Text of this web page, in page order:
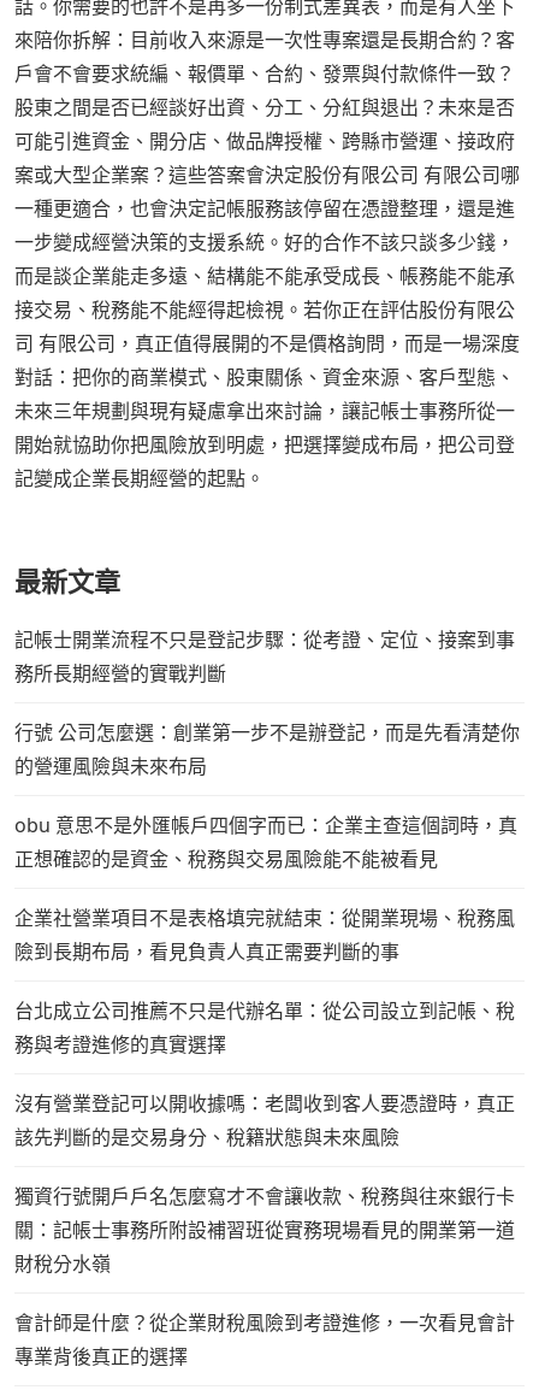
話。你需要的也許不是再多一份制式差異表，而是有人坐下
來陪你拆解：目前收入來源是一次性專案還是長期合約？客
戶會不會要求統編、報價單、合約、發票與付款條件一致？
股東之間是否已經談好出資、分工、分紅與退出？未來是否
可能引進資金、開分店、做品牌授權、跨縣市營運、接政府
案或大型企業案？這些答案會決定股份有限公司 有限公司哪
一種更適合，也會決定記帳服務該停留在憑證整理，還是進
一步變成經營決策的支援系統。好的合作不該只談多少錢，
而是談企業能走多遠、結構能不能承受成長、帳務能不能承
接交易、稅務能不能經得起檢視。若你正在評估股份有限公
司 有限公司，真正值得展開的不是價格詢問，而是一場深度
對話：把你的商業模式、股東關係、資金來源、客戶型態、
未來三年規劃與現有疑慮拿出來討論，讓記帳士事務所從一
開始就協助你把風險放到明處，把選擇變成布局，把公司登
記變成企業長期經營的起點。
最新文章
記帳士開業流程不只是登記步驟：從考證、定位、接案到事
務所長期經營的實戰判斷
行號 公司怎麼選：創業第一步不是辦登記，而是先看清楚你
的營運風險與未來布局
obu 意思不是外匯帳戶四個字而已：企業主查這個詞時，真
正想確認的是資金、稅務與交易風險能不能被看見
企業社營業項目不是表格填完就結束：從開業現場、稅務風
險到長期布局，看見負責人真正需要判斷的事
台北成立公司推薦不只是代辦名單：從公司設立到記帳、稅
務與考證進修的真實選擇
沒有營業登記可以開收據嗎：老闆收到客人要憑證時，真正
該先判斷的是交易身分、稅籍狀態與未來風險
獨資行號開戶戶名怎麼寫才不會讓收款、稅務與往來銀行卡
關：記帳士事務所附設補習班從實務現場看見的開業第一道
財稅分水嶺
會計師是什麼？從企業財稅風險到考證進修，一次看見會計
專業背後真正的選擇